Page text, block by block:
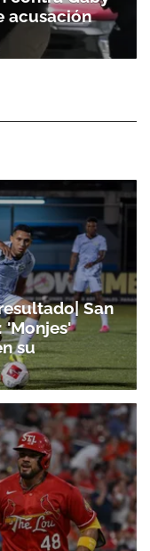
boletín.
ACEPTAR
acusación
San
'Monjes'
su